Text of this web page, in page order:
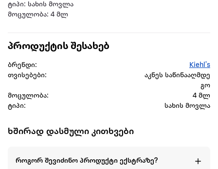
ტიპი: სახის მოვლა
მოცულობა: 4 მლ
პროდუქტის შესახებ
ბრენდი:
Kiehl’s
თვისებები:
აკნეს საწინააღმდე
გო
მოცულობა:
4 მლ
ტიპი:
სახის მოვლა
ხშირად დასმული კითხვები
როგორ შევიძინო პროდუქტი ექსტრაზე?